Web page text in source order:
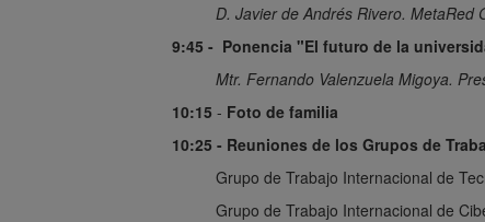
D. Javier de Andrés Rivero. MetaRed
9:45 - Ponencia "El futuro de la
Mtr. Fernando Valenzuela Migoya.
10:15 - Foto de familia
10:25 - Reuniones de los Grupos de
Grupo de Trabajo Internacional de
Grupo de Trabajo Internacional de